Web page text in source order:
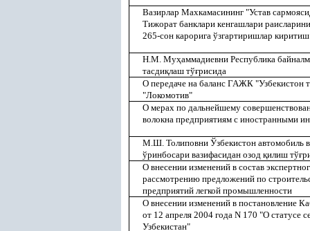
Вазирлар Махкамасининг "Устав
Тижорат банклари кенгашлари
265-сон карорига ўзгартиришлар
Н.М. Муҳаммадиевни Республика
тасдиқлаш тўғрисида
О передаче на баланс ГАЖК "Узбекистон
"Локомотив"
О мерах по дальнейшему
волокна предприятиям с иностранными
М.Ш. Толиповни Ўзбекистон автомобиль
ўринбосари вазифасидан озод қилиш тўғ
О внесении изменений в состав
рассмотрению предложений по
предприятий легкой промышленности
О внесении изменений в постановление
от 12 апреля 2004 года N 170 "О
Узбекистан"